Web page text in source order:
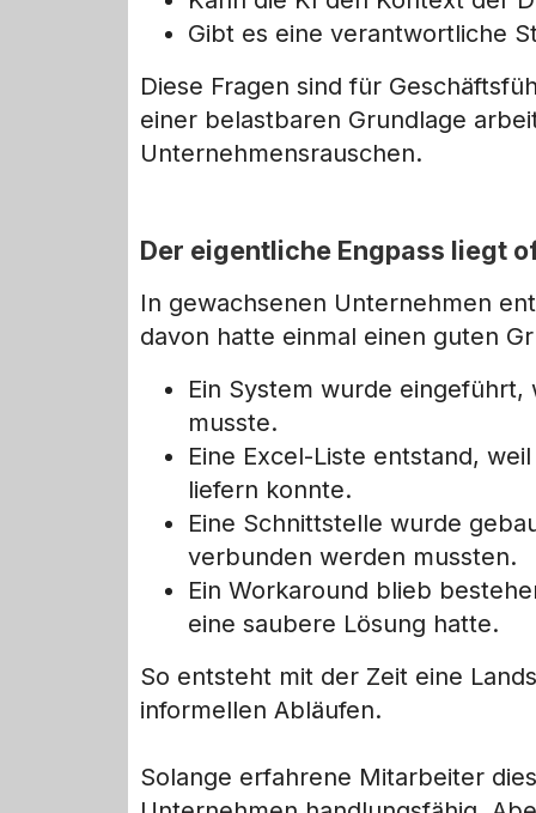
Gibt es eine verantwortliche
Diese Fragen sind für
einer belastbaren Grundlage
Unternehmensrauschen.
Der eigentliche Engpass liegt
In gewachsenen Unternehmen
davon hatte einmal einen guten
Ein System wurde
musste.
Eine Excel-Liste entstand,
liefern konnte.
Eine Schnittstelle wurde
verbunden werden mussten.
Ein Workaround blieb
eine saubere Lösung hatte.
So entsteht mit der Zeit eine
informellen Abläufen.
Solange erfahrene Mitarbeiter